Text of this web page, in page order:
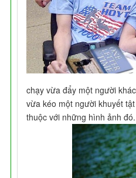
chạy vừa đẩy một người
vừa kéo một người khuyết
thuộc với những hình ảnh